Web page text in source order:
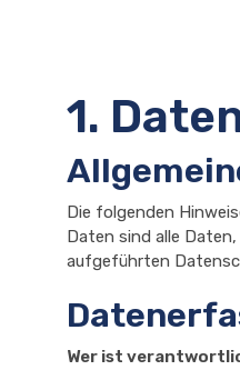
1.
Die folgenden
Daten sind alle
aufgeführten
Wer ist